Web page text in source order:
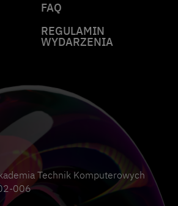
Technik Komputerowych
006
FAQ
REGULAMIN
WYDARZENIA